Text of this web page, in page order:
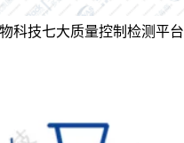
科技七大质量控制检测平台